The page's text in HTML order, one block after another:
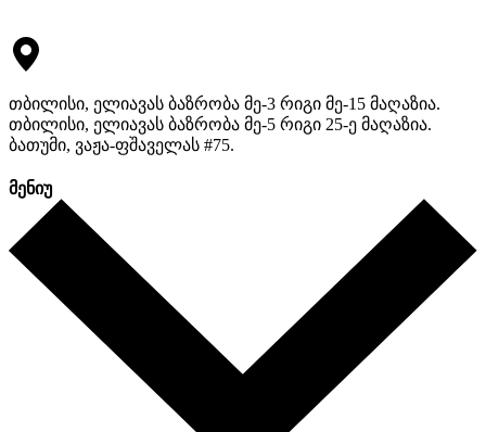
თბილისი, ელიავას ბაზრობა მე-3 რიგი მე-15 მაღაზია.
თბილისი, ელიავას ბაზრობა მე-5 რიგი 25-ე მაღაზია.
ბათუმი, ვაჟა-ფშაველას #75.
მენიუ